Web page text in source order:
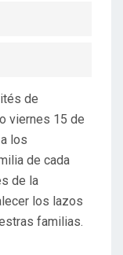
de
viernes 15 de
los
de cada
de la
los lazos
familias.